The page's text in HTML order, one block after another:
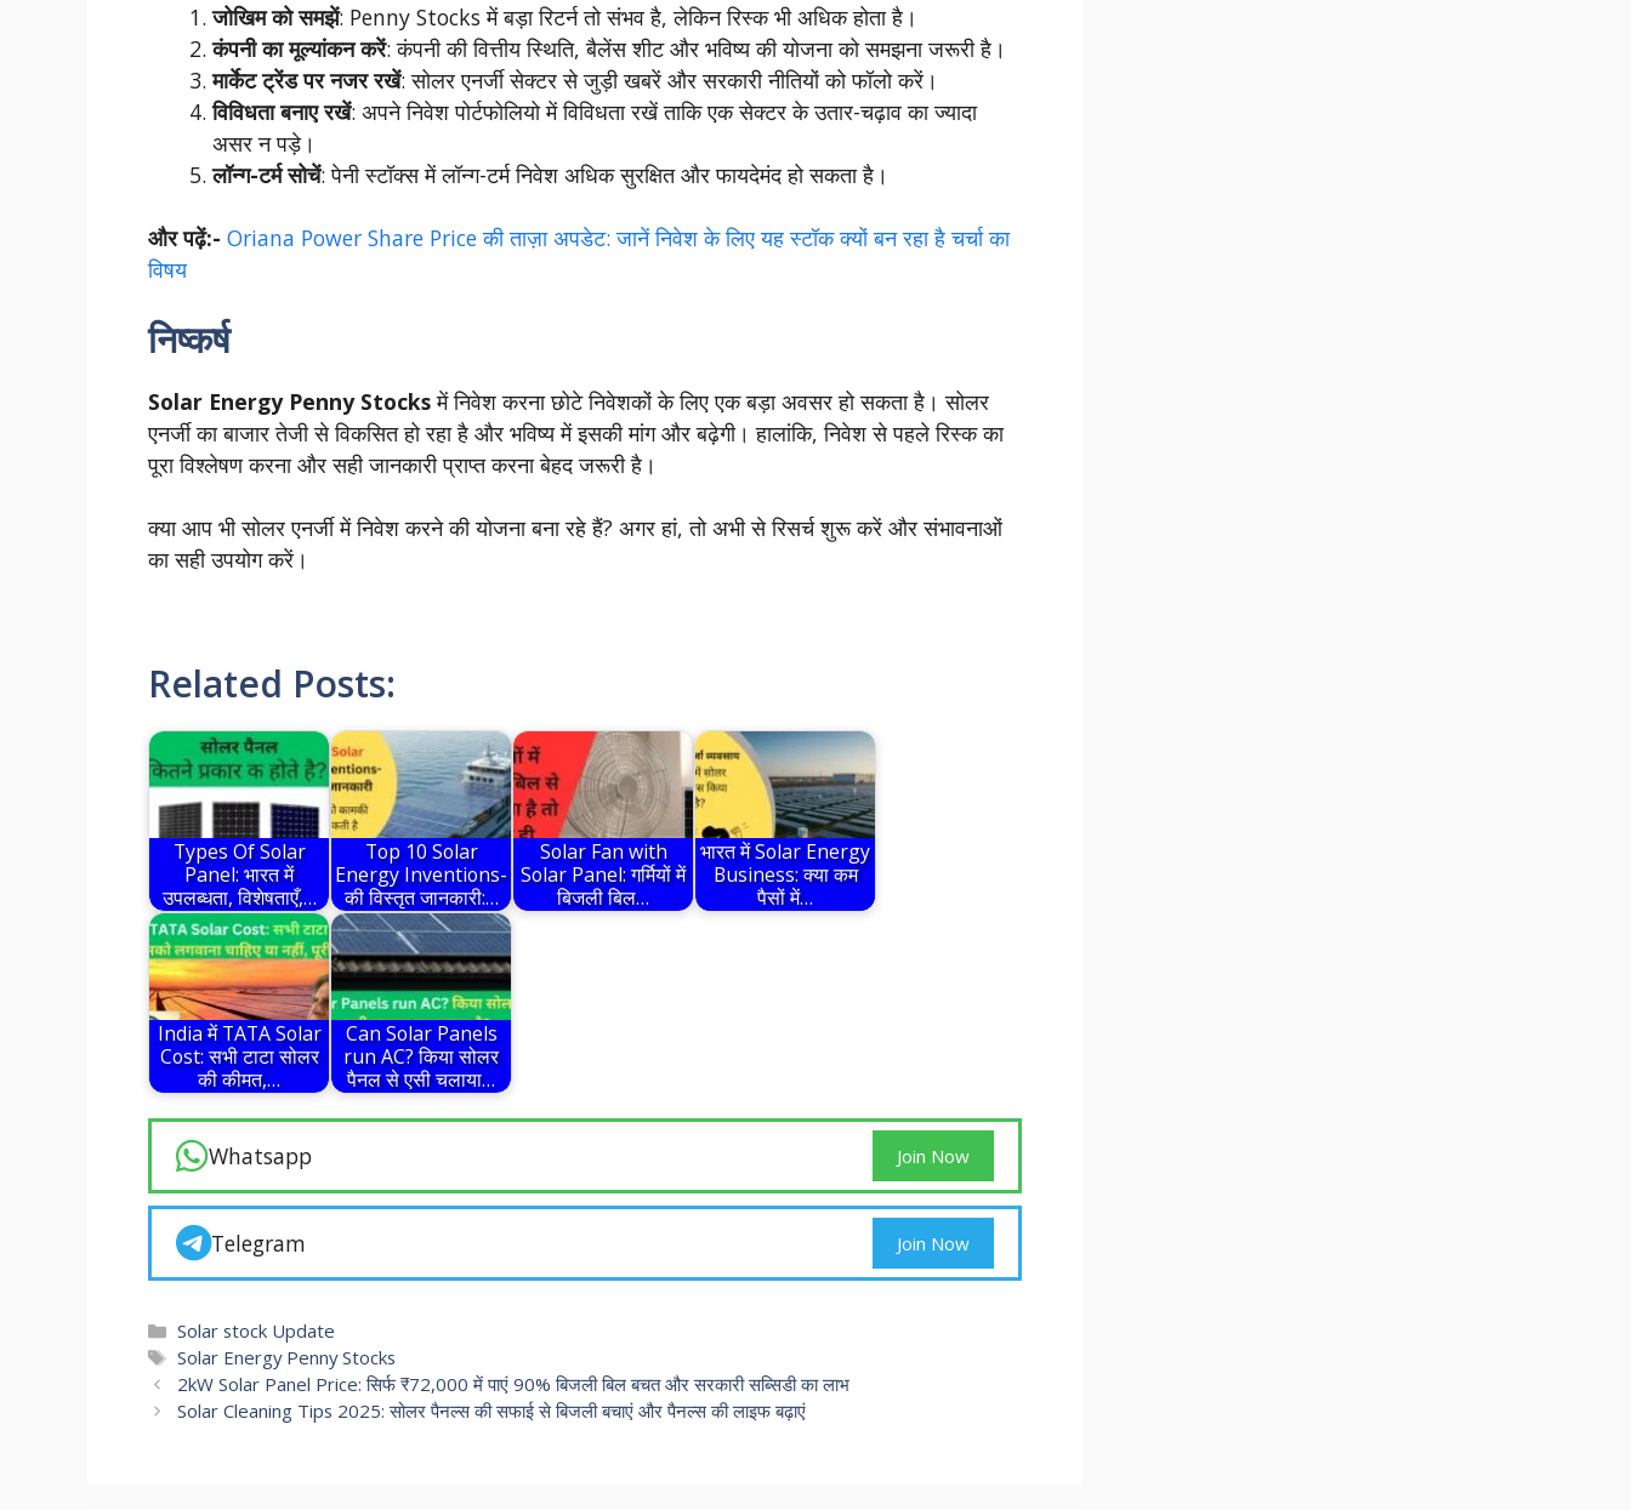
जोखिम को समझें: Penny Stocks में बड़ा रिटर्न तो संभव है, लेकिन रिस्क भी अधिक होता है।
कंपनी का मूल्यांकन करें: कंपनी की वित्तीय स्थिति, बैलेंस शीट और भविष्य की योजना को समझना जरूरी है।
मार्केट ट्रेंड पर नजर रखें: सोलर एनर्जी सेक्टर से जुड़ी खबरें और सरकारी नीतियों को फॉलो करें।
विविधता बनाए रखें: अपने निवेश पोर्टफोलियो में विविधता रखें ताकि एक सेक्टर के उतार-चढ़ाव का ज्यादा
असर न पड़े।
लॉन्ग-टर्म सोचें: पेनी स्टॉक्स में लॉन्ग-टर्म निवेश अधिक सुरक्षित और फायदेमंद हो सकता है।
और पढ़ें:- Oriana Power Share Price की ताज़ा अपडेट: जानें निवेश के लिए यह स्टॉक क्यों बन रहा है चर्चा का
विषय
निष्कर्ष
Solar Energy Penny Stocksमें निवेश करना छोटे निवेशकों के लिए एक बड़ा अवसर हो सकता है। सोलर
एनर्जी का बाजार तेजी से विकसित हो रहा है और भविष्य में इसकी मांग और बढ़ेगी। हालांकि, निवेश से पहले रिस्क का
पूरा विश्लेषण करना और सही जानकारी प्राप्त करना बेहद जरूरी है।
क्या आप भी सोलर एनर्जी में निवेश करने की योजना बना रहे हैं? अगर हां, तो अभी से रिसर्च शुरू करें और संभावनाओं
का सही उपयोग करें।
Related Posts:
Types Of Solar
Panel: भारत में
उपलब्धता, विशेषताएँ,…
Top 10 Solar
Energy Inventions-
की विस्तृत जानकारी:…
Solar Fan with
Solar Panel: गर्मियों में
बिजली बिल…
भारत में Solar Energy
Business: क्या कम
पैसों में…
India में TATA Solar
Cost: सभी टाटा सोलर
की कीमत,…
Can Solar Panels
run AC? किया सोलर
पैनल से एसी चलाया…
Whatsapp Join Now
Telegram Join Now
Categories
Solar stock Update
Tags
Solar Energy Penny Stocks
2kW Solar Panel Price: सिर्फ ₹72,000 में पाएं 90% बिजली बिल बचत और सरकारी सब्सिडी का लाभ
Solar Cleaning Tips 2025: सोलर पैनल्स की सफाई से बिजली बचाएं और पैनल्स की लाइफ बढ़ाएं